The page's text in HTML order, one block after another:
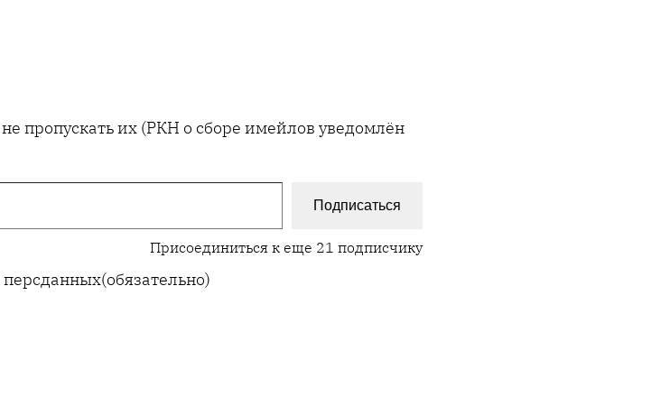
пропускать их (РКН о сборе имейлов уведомлён
Подписаться
Присоединиться к еще 21 подписчику
персданных(обязательно)